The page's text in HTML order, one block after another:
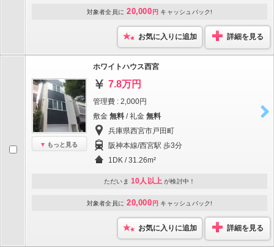
対象者全員に 20,000 円 キャッシュバック!
お気に入りに追加 詳細を見る
もっと見る
ホワイトハウス西宮
7.8万円
管理費 : 2,000円
敷金 無料 / 礼金 無料
兵庫県西宮市戸田町
阪神本線/西宮駅 歩3分
1DK / 31.26m²
ただいま 10人以上 が検討中！
対象者全員に 20,000 円 キャッシュバック!
お気に入りに追加 詳細を見る